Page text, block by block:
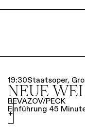
19:30Staatsoper,
NEUE
REVAZOV/PECK
Einführung 45
+